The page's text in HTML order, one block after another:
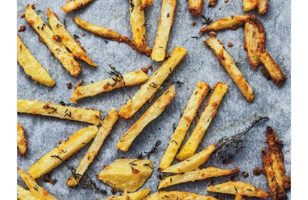
AANMELDEN
RECEPTEN
WEEKMENU'S
KOOKBOEKEN